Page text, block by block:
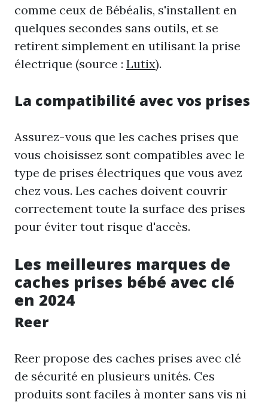
comme ceux de Bébéalis, s'installent en
quelques secondes sans outils, et se
retirent simplement en utilisant la prise
électrique (source : Lutix).
La compatibilité avec vos prises
Assurez-vous que les caches prises que
vous choisissez sont compatibles avec le
type de prises électriques que vous avez
chez vous. Les caches doivent couvrir
correctement toute la surface des prises
pour éviter tout risque d'accès.
Les meilleures marques de
caches prises bébé avec clé
en 2024
Reer
Reer propose des caches prises avec clé
de sécurité en plusieurs unités. Ces
produits sont faciles à monter sans vis ni